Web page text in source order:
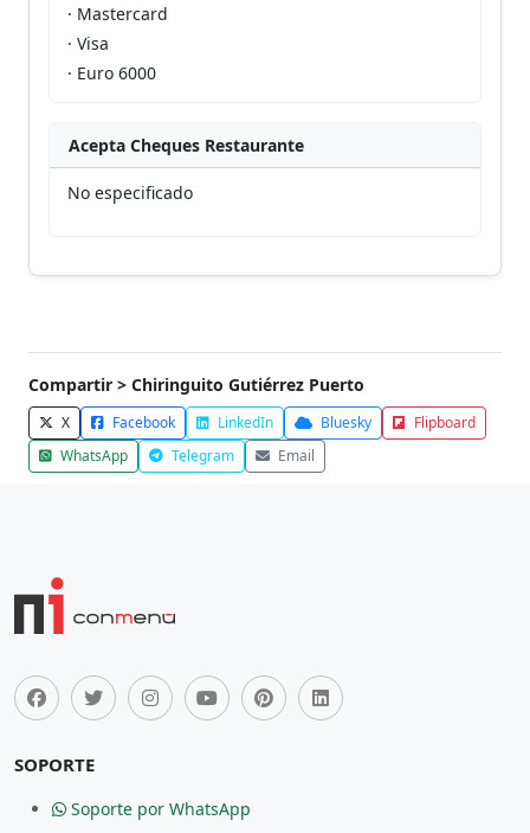
· Mastercard
· Visa
· Euro 6000
Acepta Cheques Restaurante
No especificado
Compartir > Chiringuito Gutiérrez Puerto
X Facebook LinkedIn Bluesky
Flipboard
WhatsApp
Telegram Email
SOPORTE
Soporte por WhatsApp